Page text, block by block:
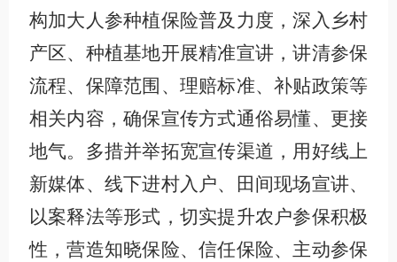
构加大人参种植保险普及力度，深入乡村
产区、种植基地开展精准宣讲，讲清参保
流程、保障范围、理赔标准、补贴政策等
相关内容，确保宣传方式通俗易懂、更接
地气。多措并举拓宽宣传渠道，用好线上
新媒体、线下进村入户、田间现场宣讲、
以案释法等形式，切实提升农户参保积极
性，营造知晓保险、信任保险、主动参保